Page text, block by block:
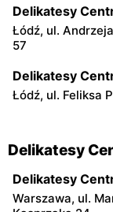
Delikatesy
Łódź, ul.
57
Delikatesy
Łódź, ul. Feliksa
Delikatesy
Delikatesy
Warszawa, ul.